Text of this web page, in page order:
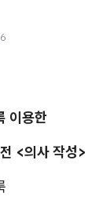
이용한
<의사 작성>